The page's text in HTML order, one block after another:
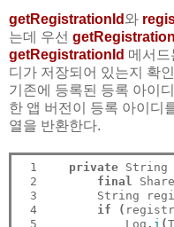
getRegistrationId 와
는데 우선
getRegistrationId 메서드
디가 저장되어 있는지 확
기존에 등록된 등록 아이
한 앱 버전이 등록 아이디
열을 반환한다.
1
2
3
4
5
private String
final
String
if
(
            Log
. i (